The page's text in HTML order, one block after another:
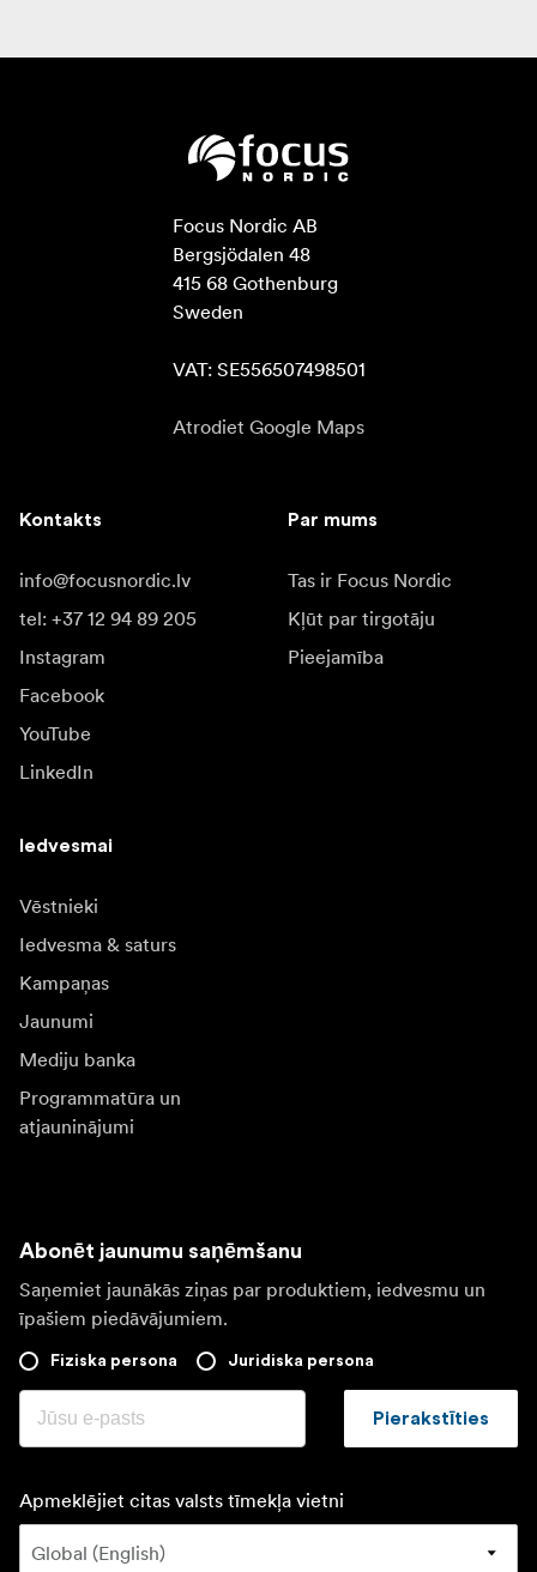
Focus Nordic AB
Bergsjödalen 48
415 68 Gothenburg
Sweden
VAT: SE556507498501
Atrodiet Google Maps
Kontakts
info@focusnordic.lv
tel: +37 12 94 89 205
Instagram
Facebook
YouTube
LinkedIn
Par mums
Tas ir Focus Nordic
Kļūt par tirgotāju
Pieejamība
Iedvesmai
Vēstnieki
Iedvesma & saturs
Kampaņas
Jaunumi
Mediju banka
Programmatūra un
atjauninājumi
Abonēt jaunumu saņēmšanu
Saņemiet jaunākās ziņas par produktiem, iedvesmu un
īpašiem piedāvājumiem.
Fiziska persona Juridiska persona
Pierakstīties
Apmeklējiet citas valsts tīmekļa vietni